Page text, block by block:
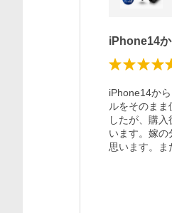
iPhone14
iPhone14か
ルをそのま
したが、購
います。嫁の
思います。ま